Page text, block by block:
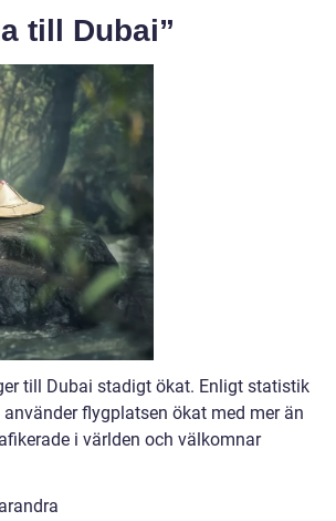
till Dubai”
till Dubai stadigt ökat. Enligt statistik
flygplatsen ökat med mer än
i världen och välkomnar